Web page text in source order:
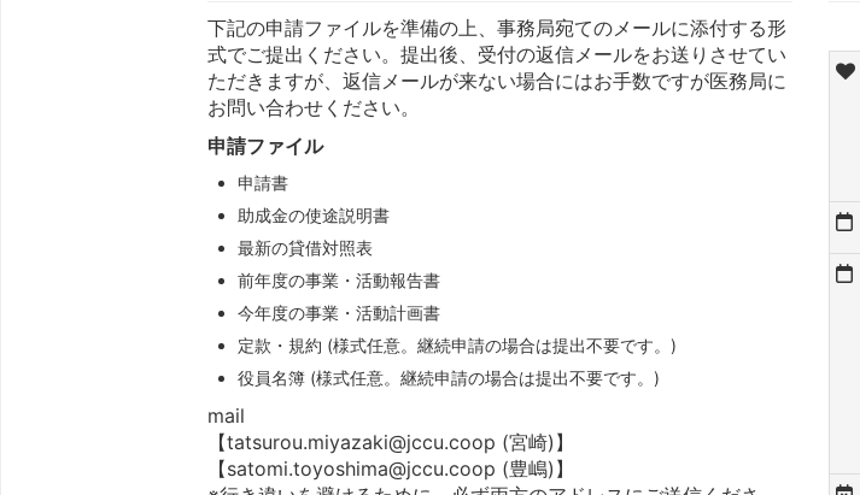
下記の申請ファイルを準備の上、事務局宛てのメールに添付する形
式でご提出ください。提出後、受付の返信メールをお送りさせてい
ただきますが、返信メールが来ない場合にはお手数ですが医務局に
お問い合わせください。
申請ファイル
申請書
助成金の使途説明書
最新の貸借対照表
前年度の事業・活動報告書
今年度の事業・活動計画書
定款・規約 (様式任意。継続申請の場合は提出不要です。)
役員名簿 (様式任意。継続申請の場合は提出不要です。)
mail
【tatsurou.miyazaki@jccu.coop (宮崎)】
【satomi.toyoshima@jccu.coop (豊嶋)】